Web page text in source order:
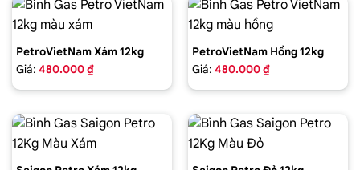
PetroVietNam Xám 12kg
Giá: 480.000 ₫
PetroVietNam Hồng 12kg
Giá: 480.000 ₫